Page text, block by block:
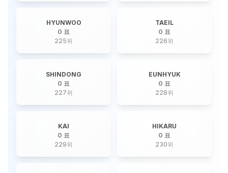
HYUNWOO
0 표
225위
TAEIL
0 표
226위
SHINDONG
0 표
227위
EUNHYUK
0 표
228위
KAI
0 표
229위
HIKARU
0 표
230위